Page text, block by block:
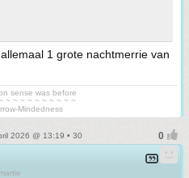
1 grote nachtmerrie van
sense was before
~ ~ ~ ~ ~ ~ ~ ~ ~ ~
Mindedness
2026 @ 13:19 • 30